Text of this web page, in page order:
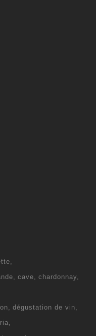
cave
chardonnay
dégustation de vin